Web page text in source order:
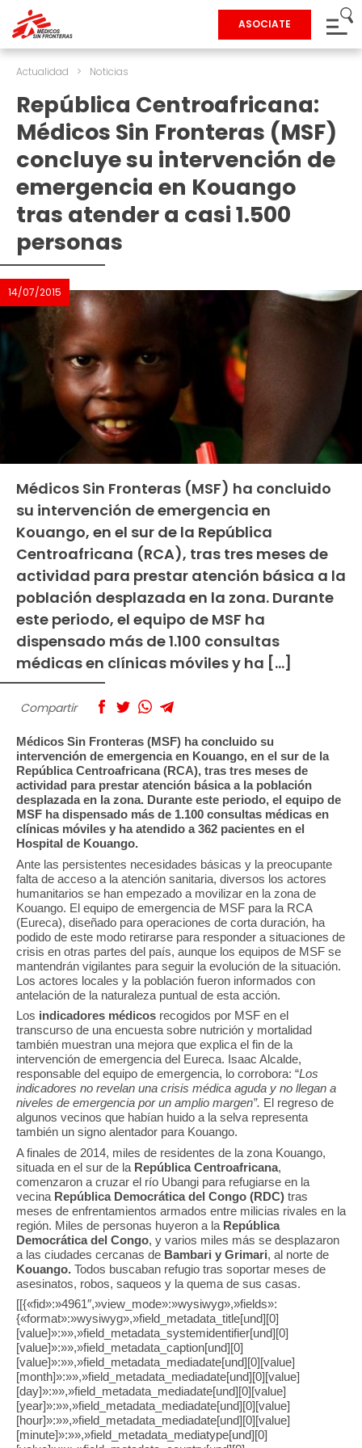
ASOCIATE
Actualidad > Noticias
República Centroafricana:
Médicos Sin Fronteras (MSF)
concluye su intervención de
emergencia en Kouango
tras atender a casi 1.500
personas
14/07/2015
Médicos Sin Fronteras (MSF) ha concluido
su intervención de emergencia en
Kouango, en el sur de la República
Centroafricana (RCA), tras tres meses de
actividad para prestar atención básica a la
población desplazada en la zona. Durante
este periodo, el equipo de MSF ha
dispensado más de 1.100 consultas
médicas en clínicas móviles y ha […]
Compartir
Médicos Sin Fronteras (MSF) ha concluido su
intervención de emergencia en Kouango, en el sur de la
República Centroafricana (RCA), tras tres meses de
actividad para prestar atención básica a la población
desplazada en la zona. Durante este periodo, el equipo de
MSF ha dispensado más de 1.100 consultas médicas en
clínicas móviles y ha atendido a 362 pacientes en el
Hospital de Kouango.
Ante las persistentes necesidades básicas y la preocupante
falta de acceso a la atención sanitaria, diversos los actores
humanitarios se han empezado a movilizar en la zona de
Kouango. El equipo de emergencia de MSF para la RCA
(Eureca), diseñado para operaciones de corta duración, ha
podido de este modo retirarse para responder a situaciones de
crisis en otras partes del país, aunque los equipos de MSF se
mantendrán vigilantes para seguir la evolución de la situación.
Los actores locales y la población fueron informados con
antelación de la naturaleza puntual de esta acción.
Los indicadores médicos recogidos por MSF en el
transcurso de una encuesta sobre nutrición y mortalidad
también muestran una mejora que explica el fin de la
intervención de emergencia del Eureca. Isaac Alcalde,
responsable del equipo de emergencia, lo corrobora: “Los
indicadores no revelan una crisis médica aguda y no llegan a
niveles de emergencia por un amplio margen”. El regreso de
algunos vecinos que habían huido a la selva representa
también un signo alentador para Kouango.
A finales de 2014, miles de residentes de la zona Kouango,
situada en el sur de la República Centroafricana,
comenzaron a cruzar el río Ubangi para refugiarse en la
vecina República Democrática del Congo (RDC) tras
meses de enfrentamientos armados entre milicias rivales en la
región. Miles de personas huyeron a la República
Democrática del Congo, y varios miles más se desplazaron
a las ciudades cercanas de Bambari y Grimari, al norte de
Kouango. Todos buscaban refugio tras soportar meses de
asesinatos, robos, saqueos y la quema de sus casas.
[[{«fid»:»4961″,»view_mode»:»wysiwyg»,»fields»:
{«format»:»wysiwyg»,»field_metadata_title[und][0]
[value]»:»»,»field_metadata_systemidentifier[und][0]
[value]»:»»,»field_metadata_caption[und][0]
[value]»:»»,»field_metadata_mediadate[und][0][value]
[month]»:»»,»field_metadata_mediadate[und][0][value]
[day]»:»»,»field_metadata_mediadate[und][0][value]
[year]»:»»,»field_metadata_mediadate[und][0][value]
[hour]»:»»,»field_metadata_mediadate[und][0][value]
[minute]»:»»,»field_metadata_mediatype[und][0]